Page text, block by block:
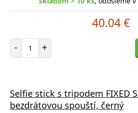
40.04 €
- Počet položiek
+
Selfie stick s tripodem FIXED
bezdrátovou spouští, černý